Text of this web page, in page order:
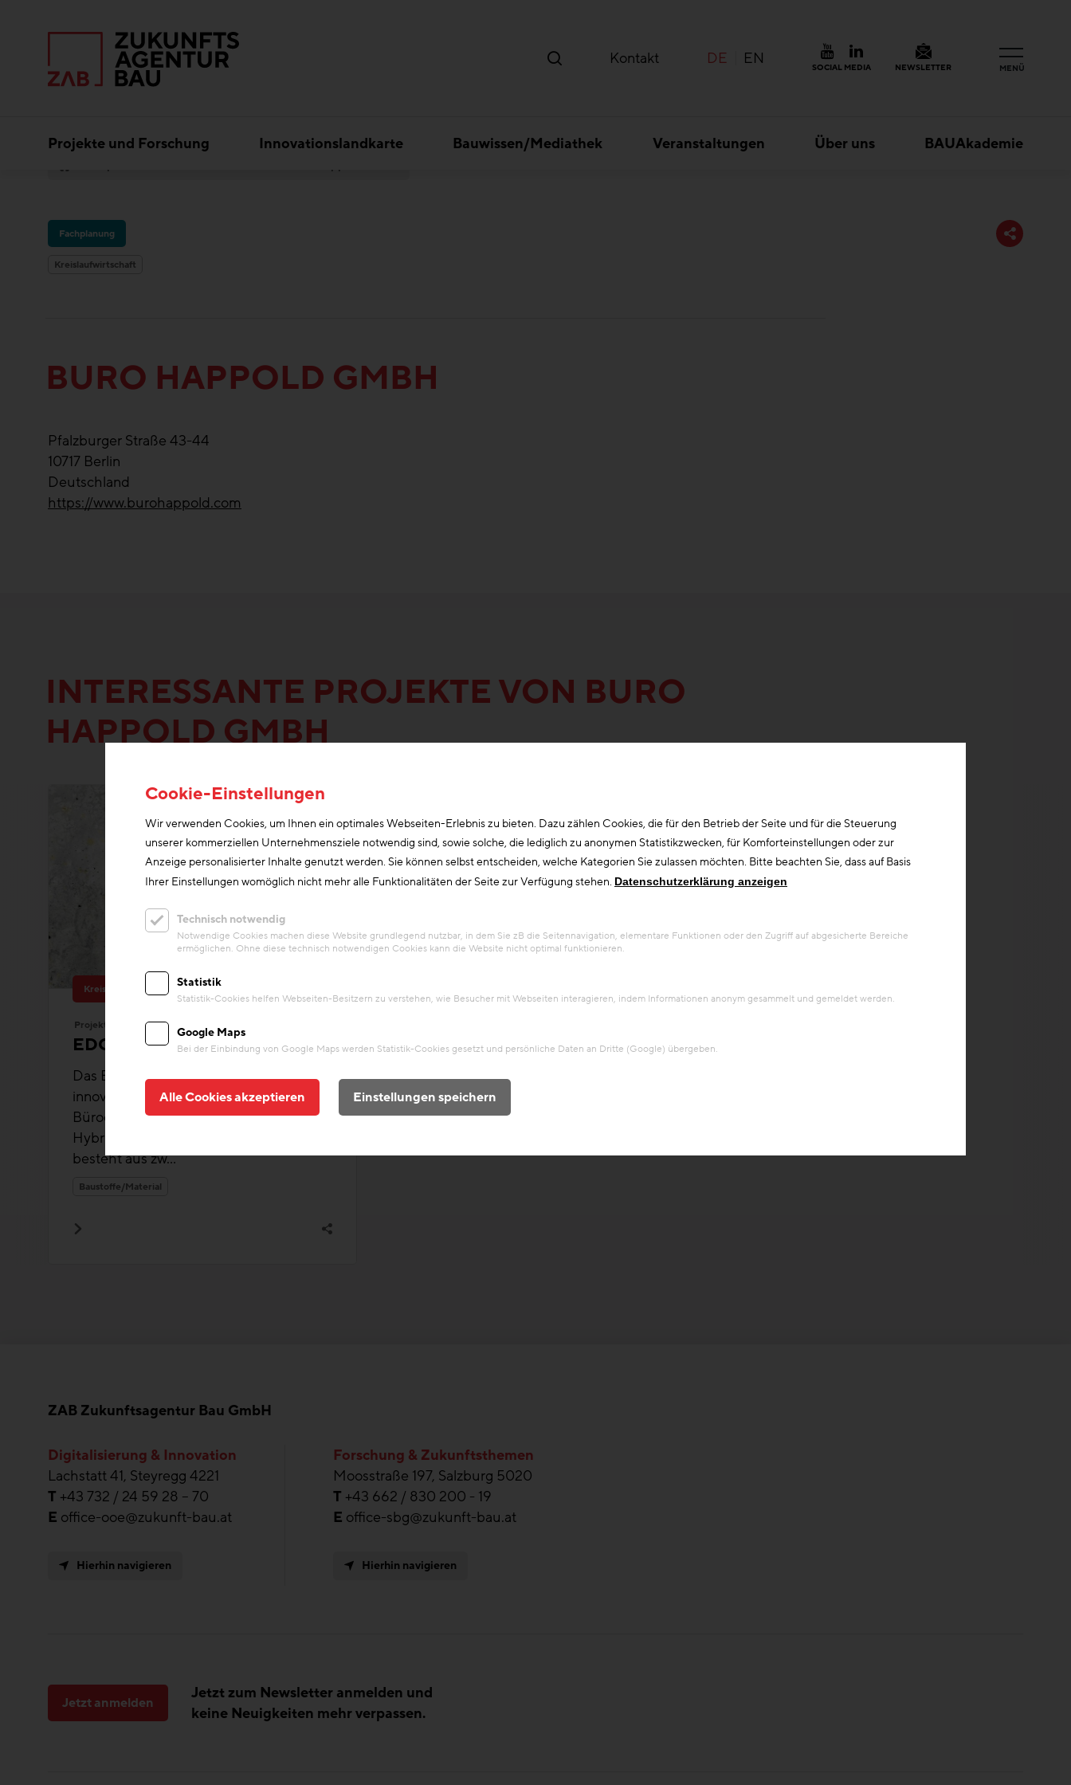
MENÜ
Kontakt DE EN SOCIAL MEDIA NEWSLETTER
Projekte und Forschung Innovationslandkarte Bauwissen/Mediathek Veranstaltungen Über uns BAUAkademie
Fachplanung
Kreislaufwirtschaft
BURO HAPPOLD GMBH
Pfalzburger Straße 43-44
10717 Berlin
Deutschland
https://www.burohappold.com
INTERESSANTE PROJEKTE VON BURO
HAPPOLD GMBH
Projekt
EDGE Südkreuz Berlin
Das EDGE Südkreuz Berlin ist ein
innovatives siebengeschossiges
Büroensemble, das in modularer Holz-
Hybrid-Bauweise errichtet wurde. Es
besteht aus zw...
Baustoffe/Material
ZAB Zukunftsagentur Bau GmbH
Digitalisierung & Innovation
Lachstatt 41, Steyregg 4221
T +43 732 / 24 59 28 – 70
E office-ooe@zukunft-bau.at
Hierhin navigieren
Forschung & Zukunftsthemen
Moosstraße 197, Salzburg 5020
T +43 662 / 830 200 - 19
E office-sbg@zukunft-bau.at
Hierhin navigieren
Jetzt zum Newsletter anmelden und
keine Neuigkeiten mehr verpassen.
Jetzt anmelden
Cookie-Einstellungen
Wir verwenden Cookies, um Ihnen ein optimales Webseiten-Erlebnis zu bieten. Dazu zählen Cookies, die für den Betrieb der Seite und für die Steuerung
unserer kommerziellen Unternehmensziele notwendig sind, sowie solche, die lediglich zu anonymen Statistikzwecken, für Komforteinstellungen oder zur
Anzeige personalisierter Inhalte genutzt werden. Sie können selbst entscheiden, welche Kategorien Sie zulassen möchten. Bitte beachten Sie, dass auf Basis
Ihrer Einstellungen womöglich nicht mehr alle Funktionalitäten der Seite zur Verfügung stehen. Datenschutzerklärung anzeigen
Technisch notwendig
Notwendige Cookies machen diese Website grundlegend nutzbar, in dem Sie zB die Seitennavigation, elementare Funktionen oder den Zugriff auf abgesicherte Bereiche
ermöglichen. Ohne diese technisch notwendigen Cookies kann die Website nicht optimal funktionieren.
Statistik
Statistik-Cookies helfen Webseiten-Besitzern zu verstehen, wie Besucher mit Webseiten interagieren, indem Informationen anonym gesammelt und gemeldet werden.
Google Maps
Bei der Einbindung von Google Maps werden Statistik-Cookies gesetzt und persönliche Daten an Dritte (Google) übergeben.
Alle Cookies akzeptieren Einstellungen speichern